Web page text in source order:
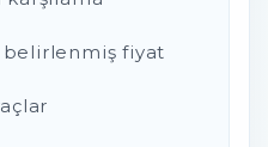
fiyat